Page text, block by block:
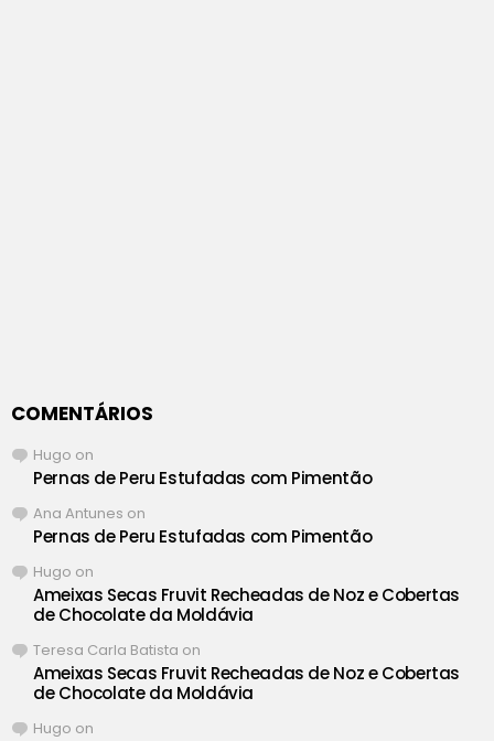
COMENTÁRIOS
Hugo on
Pernas de Peru Estufadas com Pimentão
Ana Antunes on
Pernas de Peru Estufadas com Pimentão
Hugo on
Ameixas Secas Fruvit Recheadas de Noz e Cobertas
de Chocolate da Moldávia
Teresa Carla Batista on
Ameixas Secas Fruvit Recheadas de Noz e Cobertas
de Chocolate da Moldávia
Hugo on